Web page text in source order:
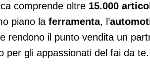
comprende oltre 15.000
piano la ferramenta, l’
rendono il punto vendita un
per gli appassionati del fai da te.